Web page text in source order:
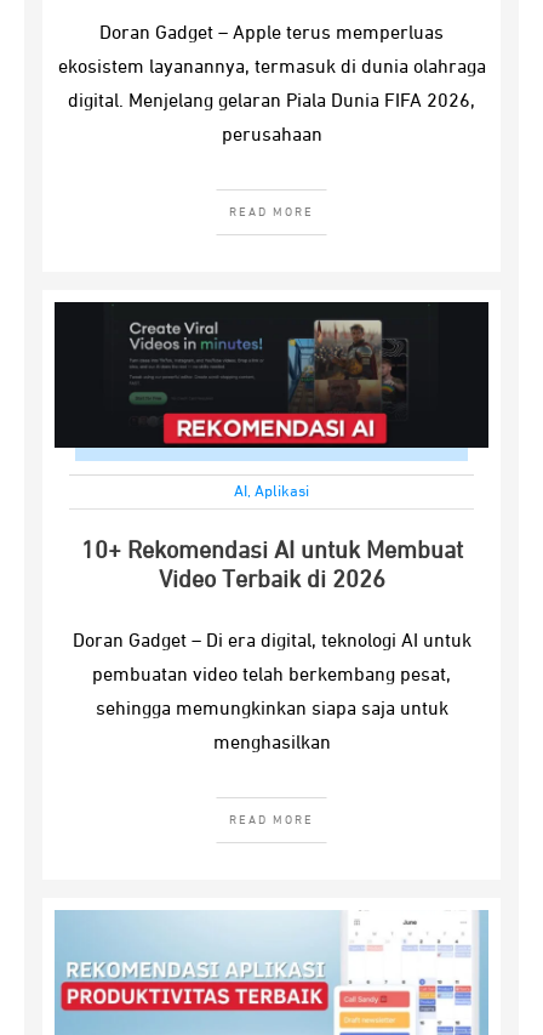
Doran Gadget – Apple terus memperluas
ekosistem layanannya, termasuk di dunia olahraga
digital. Menjelang gelaran Piala Dunia FIFA 2026,
perusahaan
READ MORE
AI , Aplikasi
10+ Rekomendasi AI untuk Membuat
Video Terbaik di 2026
Doran Gadget – Di era digital, teknologi AI untuk
pembuatan video telah berkembang pesat,
sehingga memungkinkan siapa saja untuk
menghasilkan
READ MORE